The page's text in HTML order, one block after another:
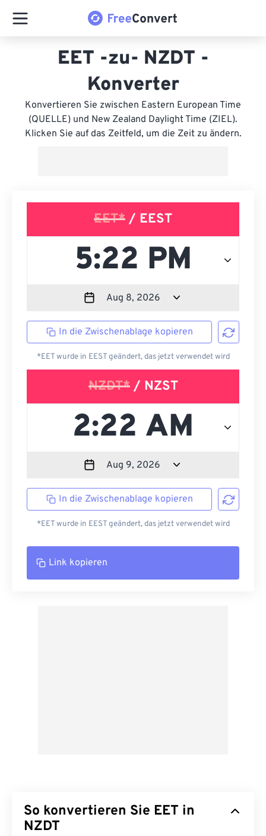
EET -zu- NZDT -
Konverter
Konvertieren Sie zwischen Eastern European Time
(QUELLE) und New Zealand Daylight Time (ZIEL).
Klicken Sie auf das Zeitfeld, um die Zeit zu ändern.
EET* / EEST
In die Zwischenablage kopieren
*EET wurde in EEST geändert, das jetzt verwendet wird
NZDT*/ NZST
In die Zwischenablage kopieren
*EET wurde in EEST geändert, das jetzt verwendet wird
Link kopieren
So konvertieren Sie EET in
NZDT